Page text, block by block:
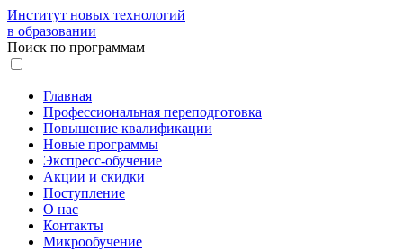
Институт новых технологий
в образовании
Поиск по программам
Главная
Профессиональная переподготовка
Повышение квалификации
Новые программы
Экспресс-обучение
Акции и скидки
Поступление
О нас
Контакты
Микрообучение